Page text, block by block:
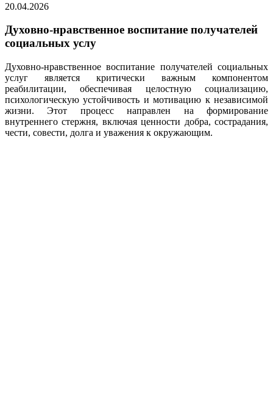
20.04.2026
Духовно-нравственное воспитание получателей
социальных услу
Духовно-нравственное воспитание получателей социальных
услуг является критически важным компонентом
реабилитации, обеспечивая целостную социализацию,
психологическую устойчивость и мотивацию к независимой
жизни. Этот процесс направлен на формирование
внутреннего стержня, включая ценности добра, сострадания,
чести, совести, долга и уважения к окружающим.